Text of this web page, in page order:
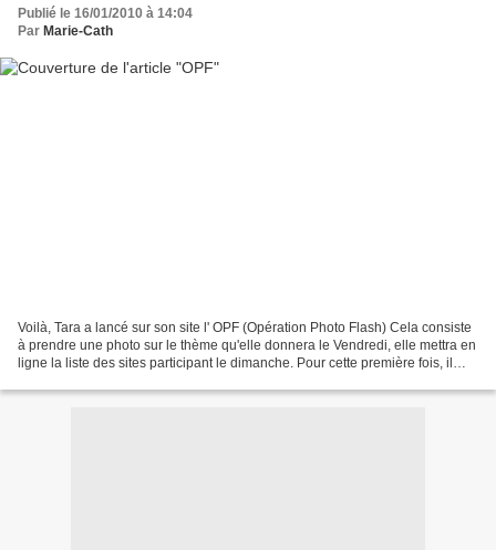
Publié le 16/01/2010 à 14:04
Par Marie-Cath
Voilà, Tara a lancé sur son site l' OPF (Opération Photo Flash) Cela consiste
à prendre une photo sur le thème qu'elle donnera le Vendredi, elle mettra en
ligne la liste des sites participant le dimanche. Pour cette première fois, il